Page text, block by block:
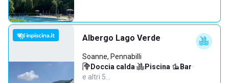
Albergo Lago Verde
Soanne, Pennabilli
Doccia calda· Piscina· Bar·
e altri 5…